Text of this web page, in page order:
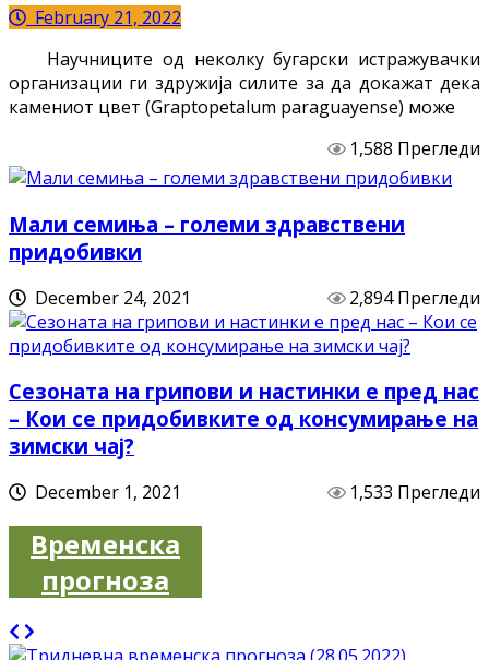
February 21, 2022
Научниците од неколку бугарски истражувачки
организации ги здружија силите за да докажат дека
камениот цвет (Graptopetalum paraguayense) може
1,588 Прегледи
Мали семиња – големи здравствени
придобивки
December 24, 2021 2,894 Прегледи
Сезоната на грипови и настинки е пред нас
– Кои се придобивките од консумирање на
зимски чај?
December 1, 2021 1,533 Прегледи
Временска
прогноза